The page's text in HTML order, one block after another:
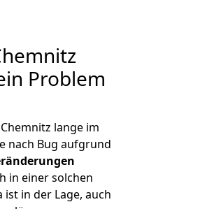
Problem
lange im
nach Bug aufgrund
in einer solchen
in der Lage, auch